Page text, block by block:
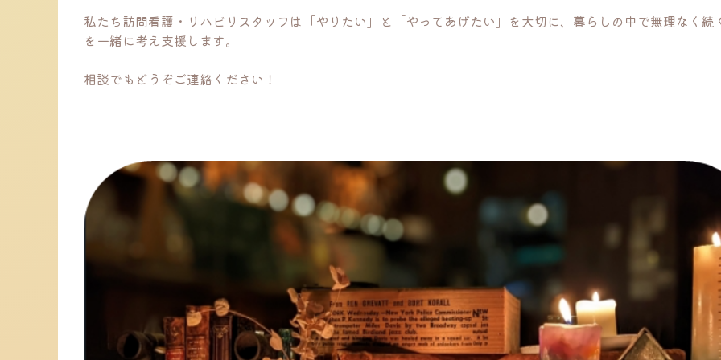
私たち訪問看護・リハビリスタッフは「やりたい」と「やってあげたい」を大切に、暮らしの中で無理なく続
を一緒に考え支援します。
相談でもどうぞご連絡ください！